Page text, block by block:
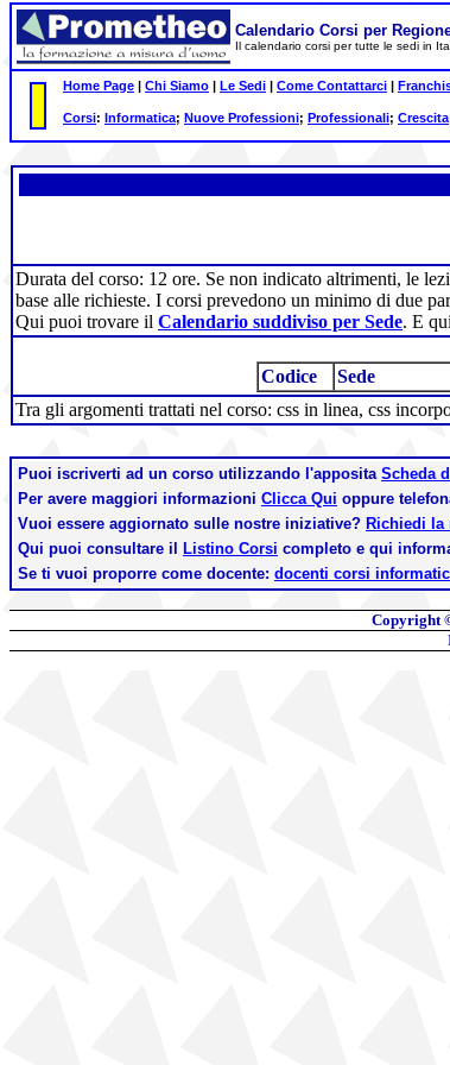
Calendario Corsi per
Il calendario corsi per tutte le sedi in
Home Page | Chi Siamo | Le Sedi | Come Contattarci |
Corsi: Informatica; Nuove Professioni; Professionali; Crescita
Durata del corso: 12 ore. Se non indicato altrimenti, le
base alle richieste. I corsi prevedono un minimo di due
Qui puoi trovare il Calendario suddiviso per Sede. E
Codice Sede
Tra gli argomenti trattati nel corso: css in linea, css
Puoi iscriverti ad un corso utilizzando l'apposita Scheda
Per avere maggiori informazioni Clicca Qui oppure
Vuoi essere aggiornato sulle nostre iniziative? Richiedi la
Qui puoi consultare il
Listino Corsi completo e qui
Se ti vuoi proporre come docente: docenti corsi
Copyright